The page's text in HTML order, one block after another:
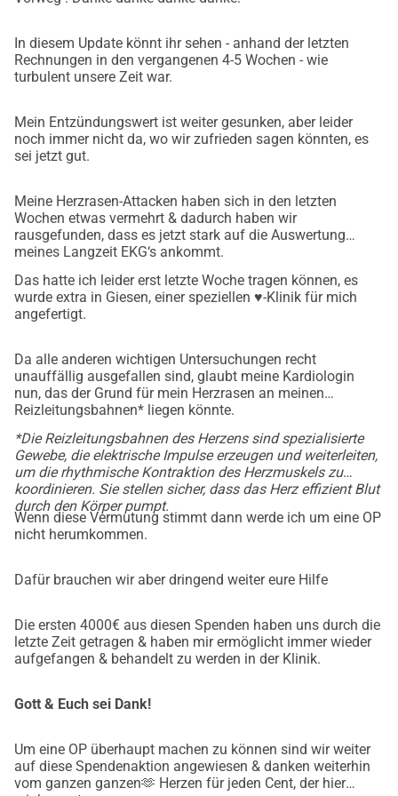
gerettet hat!
Danke, dass du an mich glaubst! ❤️
PS. Als Lynnie’s Besitzerin möchte ich mich noch einmal
persönlich an euch wenden: Leider stehen uns noch
mindestens drei weitere Klinikaufenthalte mit wichtigen
sicherzustellen, dass sich Lynnie’s Herz weiterhin
stabilisiert und die Behandlung anschlägt. Zu den
bisherigen Kosten von 8.000 Euro werden voraussichtlich
Summen übersteigen meine finanziellen Möglichkeiten bei
Weitem, und deshalb sind wir auf eure Unterstützung
=============== ENGLISH VERSION ===============
Hello, I'm Lynnie Lynn-Dah – and I
urgently need your help!
I’m a little Spanish Labrador, just eight months old, and my
start in life has been pretty tough. As a five-week-old puppy,
I was separated from my mom and siblings because
people thought I was blind. But luckily, it turned out to be
After spending some time in a shelter, I set out on a long
loving home. But shortly after arriving, things took a
serious turn. My heart began to race uncontrollably, and I
had to be rushed to the clinic. There, the doctors diagnosed
Since that moment, I've been fighting for my life – and
I’ve already spent many days in the clinic, and the doctors
have done everything they can to stabilize me. But my
In diesem Update könnt ihr sehen - anhand der letzten
Rechnungen in den vergangenen 4-5 Wochen - wie
turbulent unsere Zeit war.
Mein Entzündungswert ist weiter gesunken, aber leider
noch immer nicht da, wo wir zufrieden sagen könnten, es
sei jetzt gut.
Meine Herzrasen-Attacken haben sich in den letzten
Wochen etwas vermehrt & dadurch haben wir
rausgefunden, dass es jetzt stark auf die Auswertung
meines Langzeit EKG‘s ankommt.
Das hatte ich leider erst letzte Woche tragen können, es
wurde extra in Giesen, einer speziellen ♥️-Klinik für mich
angefertigt.
Da alle anderen wichtigen Untersuchungen recht
unauffällig ausgefallen sind, glaubt meine Kardiologin
nun, das der Grund für mein Herzrasen an meinen
Reizleitungsbahnen* liegen könnte.
*Die Reizleitungsbahnen des Herzens sind spezialisierte
Gewebe, die elektrische Impulse erzeugen und weiterleiten,
um die rhythmische Kontraktion des Herzmuskels zu
koordinieren. Sie stellen sicher, dass das Herz effizient Blut
durch den Körper pumpt.
Wenn diese Vermutung stimmt dann werde ich um eine OP
nicht herumkommen.
Dafür brauchen wir aber dringend weiter eure Hilfe
Die ersten 4000€ aus diesen Spenden haben uns durch die
letzte Zeit getragen & haben mir ermöglicht immer wieder
aufgefangen & behandelt zu werden in der Klinik.
Gott & Euch sei Dank!
Um eine OP überhaupt machen zu können sind wir weiter
auf diese Spendenaktion angewiesen & danken weiterhin
vom ganzen ganzen🫶 Herzen für jeden Cent, der hier